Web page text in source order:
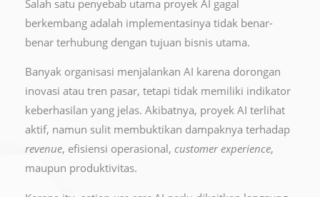
Salah satu penyebab utama proyek AI gagal
berkembang adalah implementasinya tidak benar-
benar terhubung dengan tujuan bisnis utama.
Banyak organisasi menjalankan AI karena dorongan
inovasi atau tren pasar, tetapi tidak memiliki indikator
keberhasilan yang jelas. Akibatnya, proyek AI terlihat
aktif, namun sulit membuktikan dampaknya terhadap
revenue, efisiensi operasional, customer experience,
maupun produktivitas.